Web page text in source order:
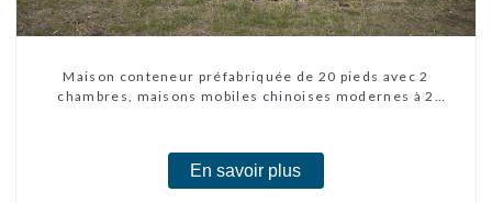
Maison conteneur préfabriquée de 20 pieds avec 2
chambres, maisons mobiles chinoises modernes à 2
En savoir plus